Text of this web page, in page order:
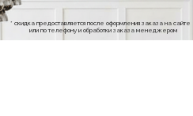
* скидка предоставляется после оформления заказа на сайте
или по телефону и обработки заказа менеджером